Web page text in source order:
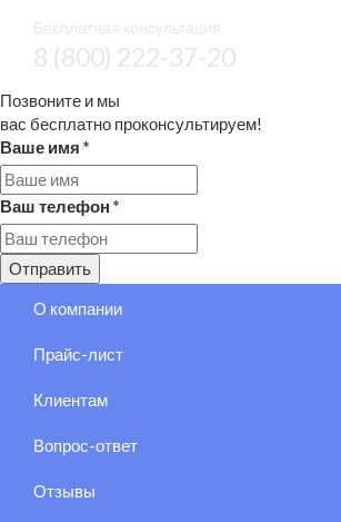
Бесплатная консультация
8 (800) 222-37-20
Позвоните и мы
вас бесплатно проконсультируем!
Ваше имя *
Ваш телефон *
Отправить
О компании
Прайс-лист
Клиентам
Вопрос-ответ
Отзывы